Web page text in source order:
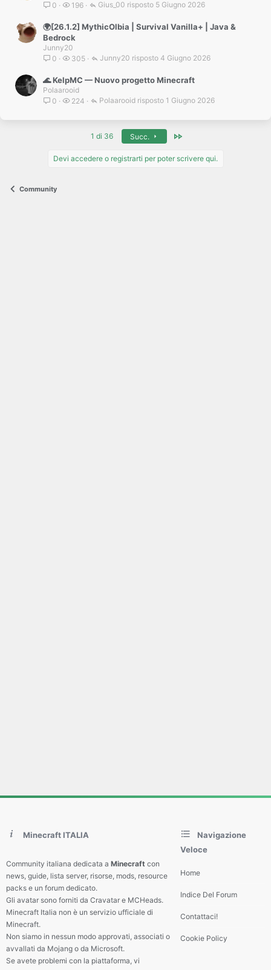
0
196 5 Giugno 2026
Gius_00
🌍[26.1.2] MythicOlbia | Survival Vanilla+ | Java &
Bedrock
Junny20
0
305 4 Giugno 2026
Junny20
🌊 KelpMC — Nuovo progetto Minecraft
Polaarooid
0
224 1 Giugno 2026
Polaarooid
1 di 36 Succ.
Devi accedere o registrarti per poter scrivere qui.
Community
Minecraft ITALIA
Community italiana dedicata a Minecraft con
news, guide, lista server, risorse, mods, resource
packs e un forum dedicato.
Gli avatar sono forniti da Cravatar e MCHeads.
Minecraft Italia non è un servizio ufficiale di
Minecraft.
Non siamo in nessun modo approvati, associati o
avvallati da Mojang o da Microsoft.
Se avete problemi con la piattaforma, vi
Navigazione
Veloce
Home
Indice Del Forum
Contattaci!
Cookie Policy